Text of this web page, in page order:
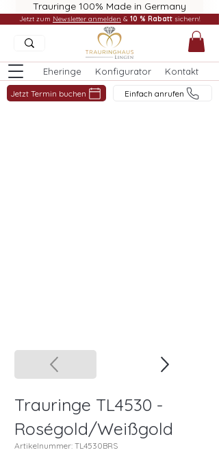
Trauringe 100% Made in Germany
Eheringe Konfigurator Kontakt
Jetzt Termin buchen Einfach anrufen
Jetzt zum Newsletter anmelden & 10 % Rabatt sichern!
Trauringe TL4530 -
Roségold/Weißgold
Artikelnummer: TL4530BRS